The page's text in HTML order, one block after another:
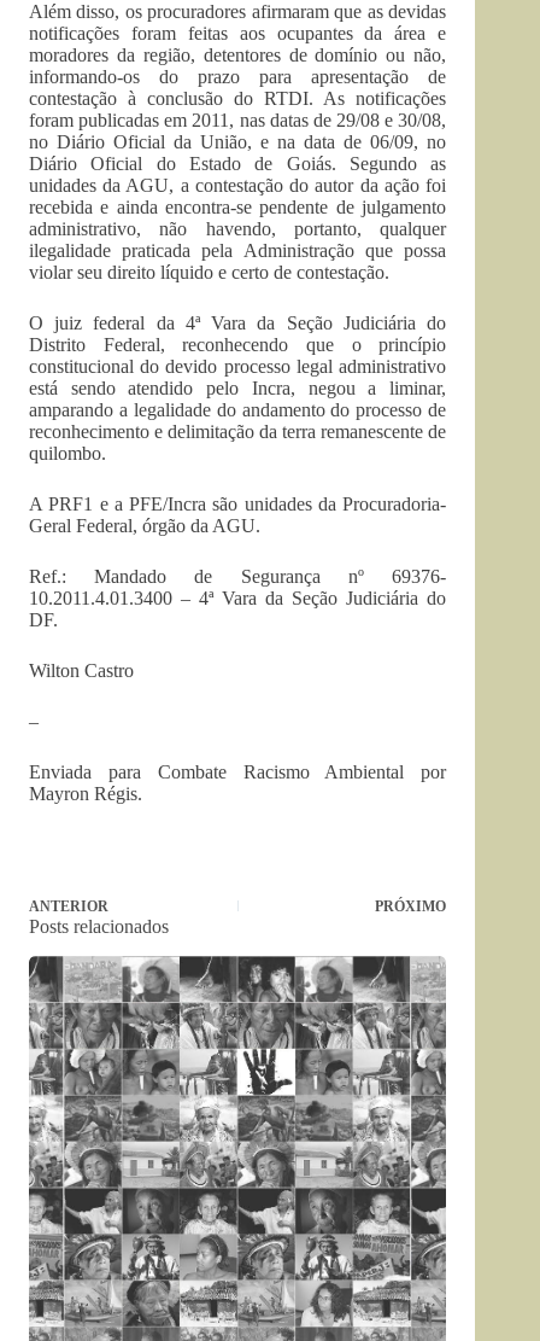
Além disso, os procuradores afirmaram que as devidas
notificações foram feitas aos ocupantes da área e
moradores da região, detentores de domínio ou não,
informando-os do prazo para apresentação de
contestação à conclusão do RTDI. As notificações
foram publicadas em 2011, nas datas de 29/08 e 30/08,
no Diário Oficial da União, e na data de 06/09, no
Diário Oficial do Estado de Goiás. Segundo as
unidades da AGU, a contestação do autor da ação foi
recebida e ainda encontra-se pendente de julgamento
administrativo, não havendo, portanto, qualquer
ilegalidade praticada pela Administração que possa
violar seu direito líquido e certo de contestação.
O juiz federal da 4ª Vara da Seção Judiciária do
Distrito Federal, reconhecendo que o princípio
constitucional do devido processo legal administrativo
está sendo atendido pelo Incra, negou a liminar,
amparando a legalidade do andamento do processo de
reconhecimento e delimitação da terra remanescente de
quilombo.
A PRF1 e a PFE/Incra são unidades da Procuradoria-
Geral Federal, órgão da AGU.
Ref.: Mandado de Segurança nº 69376-
10.2011.4.01.3400 – 4ª Vara da Seção Judiciária do
DF.
Wilton Castro
–
Enviada para Combate Racismo Ambiental por
Mayron Régis.
ANTERIOR PRÓXIMO
Posts relacionados